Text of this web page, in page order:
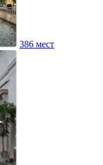
386 мест